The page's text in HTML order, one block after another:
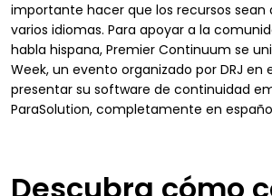
importante hacer que los recursos sean
varios idiomas. Para apoyar a la
habla hispana, Premier Continuum se
Week, un evento organizado por DRJ en
presentar su software de continuidad
ParaSolution, completamente en